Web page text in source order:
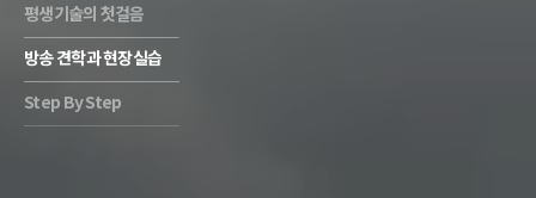
평생기술의 첫걸음
방송 견학과 현장실습
Step By Step